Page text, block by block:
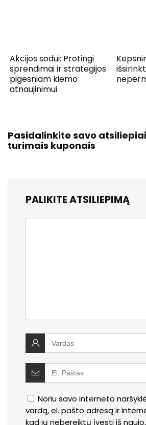
Akcijos sodui: Protingi
sprendimai ir strategijos
pigesniam kiemo
atnaujinimui
Pasidalinkite savo
turimais kuponais
PALIKITE ATSILIEPIMĄ
Noriu savo interneto
vardą, el. pašto adresą ir
kad jų nebereiktų įvesti iš